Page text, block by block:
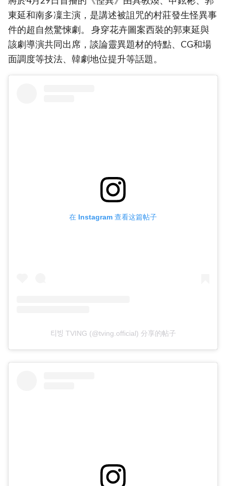
東延和南多凜主演，是講述被詛咒的村莊發生怪異事
件的超自然驚悚劇。 身穿花卉圖案西裝的郭東延與
該劇導演共同出席，談論靈異題材的特點、CG和場
面調度等技法、韓劇地位提升等話題。
在 Instagram 查看这篇帖子
티빙 TVING (@tving.official) 分享的帖子